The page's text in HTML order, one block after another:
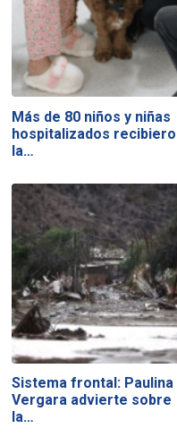
Más de 80 niños y niñas
hospitalizados
la…
Sistema frontal: Paulina
Vergara advierte sobre
la…